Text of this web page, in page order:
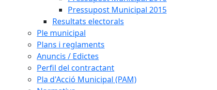
Pressupost Municipal 2015
Resultats electorals
Ple municipal
Plans i reglaments
Anuncis / Edictes
Perfil del contractant
Pla d'Acció Municipal (PAM)